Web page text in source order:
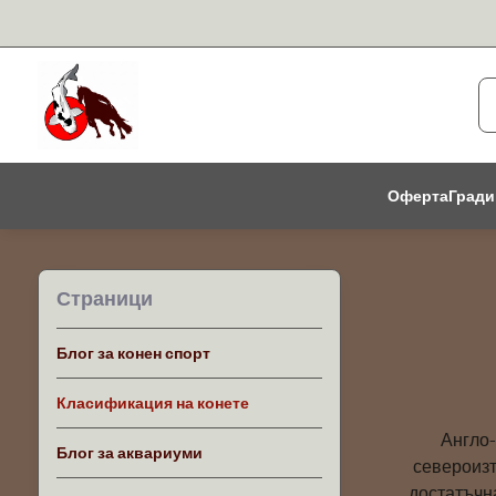
Оферта
Страници
Блог за конен спорт
Класификация на конете
Блог за аквариуми